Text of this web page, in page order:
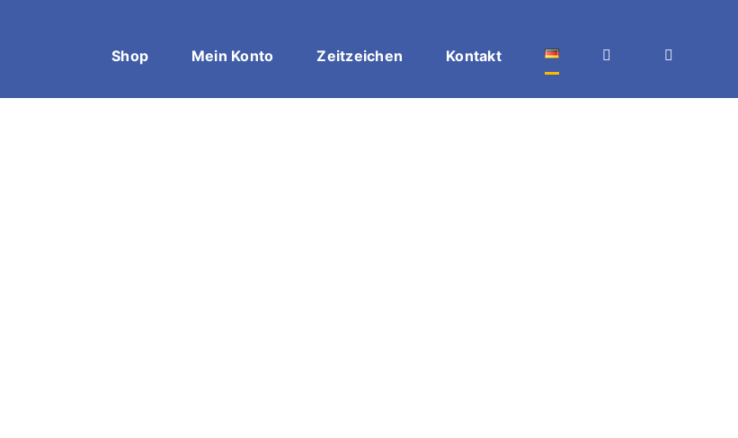
Shop Mein Konto Zeitzeichen Kontakt